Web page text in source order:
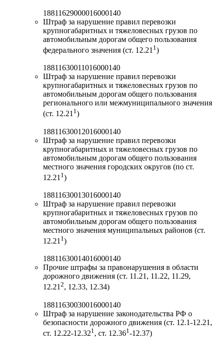
18811629000016000140
Штраф за нарушение правил перевозки
крупногабаритных и тяжеловесных грузов по
автомобильным дорогам общего пользования
федерального значения (ст. 12.21 1 )
18811630011016000140
Штраф за нарушение правил перевозки
крупногабаритных и тяжеловесных грузов по
автомобильным дорогам общего пользования
регионального или межмуниципального значения
(ст. 12.211)
18811630012016000140
Штраф за нарушение правил перевозки
крупногабаритных и тяжеловесных грузов по
автомобильным дорогам общего пользования
местного значения городских округов (по ст.
12.21 1 )
18811630013016000140
Штраф за нарушение правил перевозки
крупногабаритных и тяжеловесных грузов по
автомобильным дорогам общего пользования
местного значения муниципальных районов (ст.
12.21 1 )
18811630014016000140
Прочие штрафы за правонарушения в области
дорожного движения (ст. 11.21, 11.22, 11.29,
12.212, 12.33, 12.34)
18811630030016000140
Штраф за нарушение законодательства РФ о
безопасности дорожного движения (ст. 12.1-12.21,
ст. 12.22-12.321 , ст. 12.361 -12.37)